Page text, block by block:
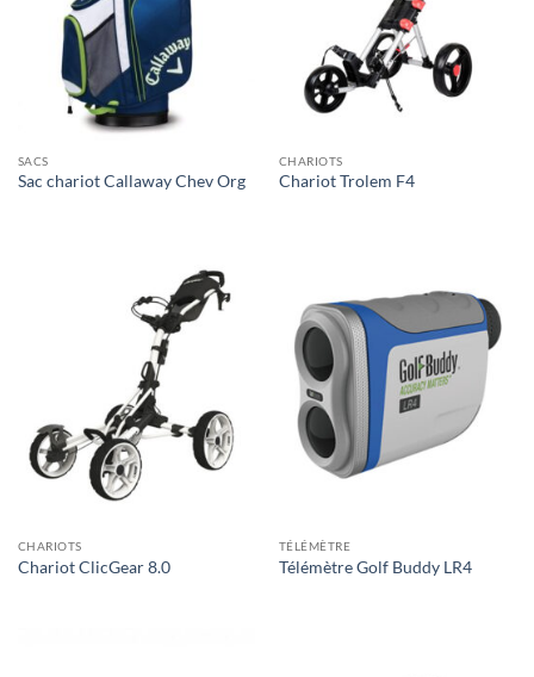
SACS
Sac chariot Callaway Chev Org
CHARIOTS
Chariot Trolem F4
CHARIOTS
Chariot ClicGear 8.0
TÉLÉMÈTRE
Télémètre Golf Buddy LR4